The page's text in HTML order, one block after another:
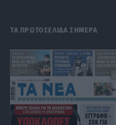
ΤΑ ΠΡΩΤΟΣΕΛΙΔΑ ΣΗΜΕΡΑ